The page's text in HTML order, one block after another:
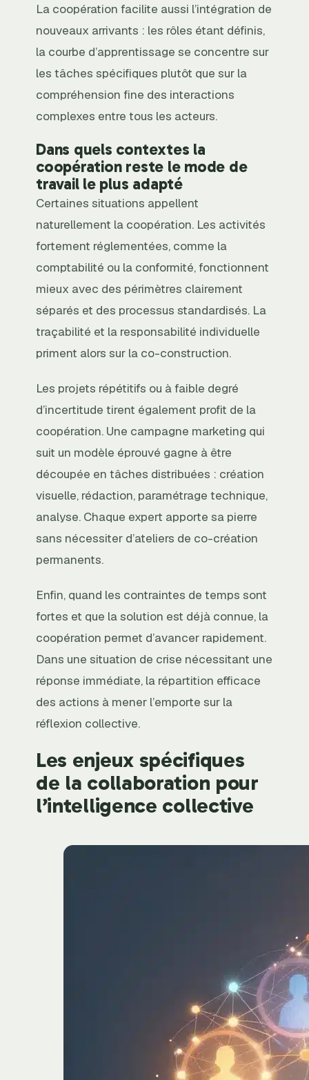
La coopération facilite aussi l’intégration de
nouveaux arrivants : les rôles étant définis,
la courbe d’apprentissage se concentre sur
les tâches spécifiques plutôt que sur la
compréhension fine des interactions
complexes entre tous les acteurs.
Dans quels contextes la
coopération reste le mode de
travail le plus adapté
Certaines situations appellent
naturellement la coopération. Les activités
fortement réglementées, comme la
comptabilité ou la conformité, fonctionnent
mieux avec des périmètres clairement
séparés et des processus standardisés. La
traçabilité et la responsabilité individuelle
priment alors sur la co-construction.
Les projets répétitifs ou à faible degré
d’incertitude tirent également profit de la
coopération. Une campagne marketing qui
suit un modèle éprouvé gagne à être
découpée en tâches distribuées : création
visuelle, rédaction, paramétrage technique,
analyse. Chaque expert apporte sa pierre
sans nécessiter d’ateliers de co-création
permanents.
Enfin, quand les contraintes de temps sont
fortes et que la solution est déjà connue, la
coopération permet d’avancer rapidement.
Dans une situation de crise nécessitant une
réponse immédiate, la répartition efficace
des actions à mener l’emporte sur la
réflexion collective.
Les enjeux spécifiques
de la collaboration pour
l’intelligence collective